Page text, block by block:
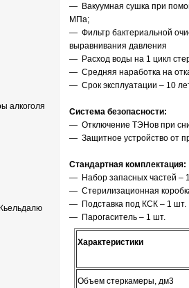
алкоголя
— Вакуумная сушка при
МПа;
— Фильтр бактериальной
выравнивания давления
— Расход воды на 1 цикл
— Средняя наработка на
— Срок эксплуатации – 10
Система безопасности:
— Отключение ТЭНов при
— Защитное устройство от
Стандартная комплектация:
— Набор запасных частей –
— Стерилизационная
— Подставка под КСК – 1 шт.
— Парогаситель – 1 шт.
Характеристики
Объем стеркамеры, дм3